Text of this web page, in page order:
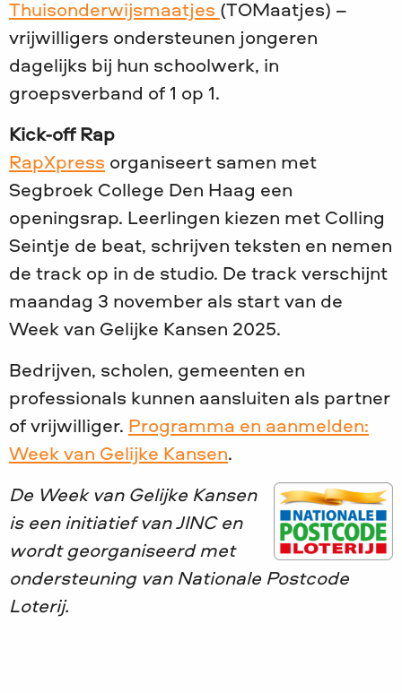
Thuisonderwijsmaatjes (TOMaatjes) –
vrijwilligers ondersteunen jongeren
dagelijks bij hun schoolwerk, in
groepsverband of 1 op 1.
Kick-off Rap
RapXpress organiseert samen met
Segbroek College Den Haag een
openingsrap. Leerlingen kiezen met Colling
Seintje de beat, schrijven teksten en nemen
de track op in de studio. De track verschijnt
maandag 3 november als start van de
Week van Gelijke Kansen 2025.
Bedrijven, scholen, gemeenten en
professionals kunnen aansluiten als partner
of vrijwilliger. Programma en aanmelden:
Week van Gelijke Kansen.
De Week van Gelijke Kansen
is een initiatief van JINC en
wordt georganiseerd met
ondersteuning van Nationale Postcode
Loterij.